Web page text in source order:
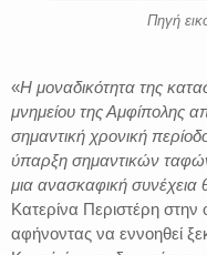
Πηγή
«Η μοναδικότητα της
μνημείου της Αμφίπολης
σημαντική χρονική
ύπαρξη σημαντικών
μια ανασκαφική συνέχεια
Κατερίνα Περιστέρη στην
αφήνοντας να εννοηθεί